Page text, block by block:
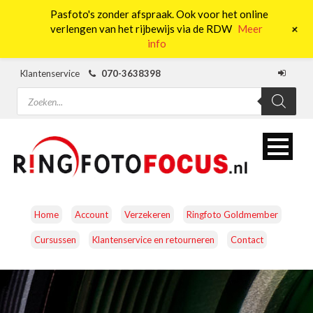
Klantenservice
070-3638398
Producten
zoeken
Home Account Verzekeren Ringfoto Goldmember
Cursussen Klantenservice en retourneren Contact
CAMERA’S OBJECTIEVEN ACCESSOIRES
Pasfoto's zonder afspraak. Ook voor het online
verlengen van het rijbewijs via de RDW Meer
info
+